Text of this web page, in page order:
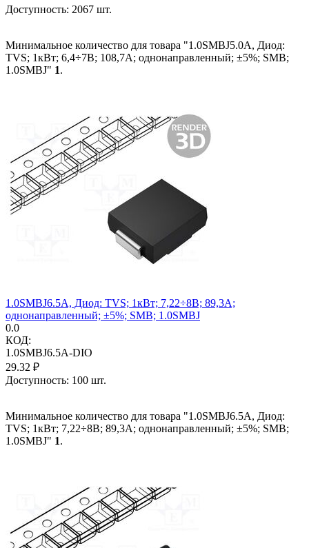
Доступность: 2067 шт.
Минимальное количество для товара "1.0SMBJ5.0A, Диод:
TVS; 1кВт; 6,4÷7В; 108,7А; однонаправленный; ±5%; SMB;
1.0SMBJ" 1.
1.0SMBJ6.5A, Диод: TVS; 1кВт; 7,22÷8В; 89,3А;
однонаправленный; ±5%; SMB; 1.0SMBJ
0.0
КОД:
1.0SMBJ6.5A-DIO
29.32 ₽
Доступность: 100 шт.
Минимальное количество для товара "1.0SMBJ6.5A, Диод:
TVS; 1кВт; 7,22÷8В; 89,3А; однонаправленный; ±5%; SMB;
1.0SMBJ" 1.